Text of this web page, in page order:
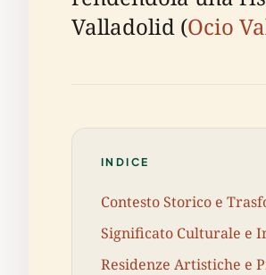
Valladolid (Ocio
INDICE
Contesto Storico e
Significato Culturale e
Residenze Artistiche e